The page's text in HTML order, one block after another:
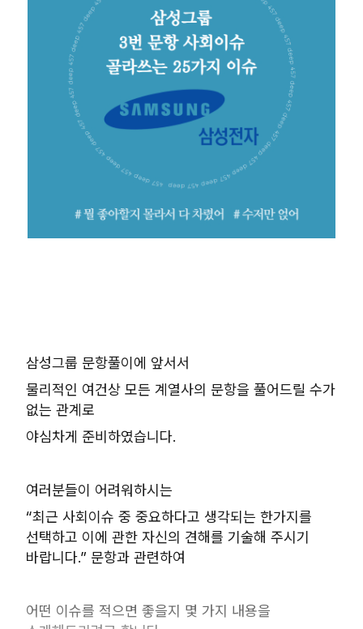
삼성그룹 문항풀이에 앞서서
물리적인 여건상 모든 계열사의 문항을 풀어드릴 수가
없는 관계로
야심차게 준비하였습니다.
여러분들이 어려워하시는
“최근 사회이슈 중 중요하다고 생각되는 한가지를
선택하고 이에 관한 자신의 견해를 기술해 주시기
바랍니다.” 문항과 관련하여
어떤 이슈를 적으면 좋을지 몇 가지 내용을